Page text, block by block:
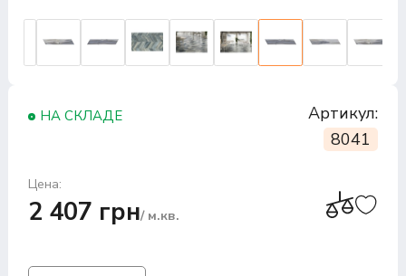
НА СКЛАДЕ
Артикул:
8041
Цена:
2 407 грн/ м.кв.